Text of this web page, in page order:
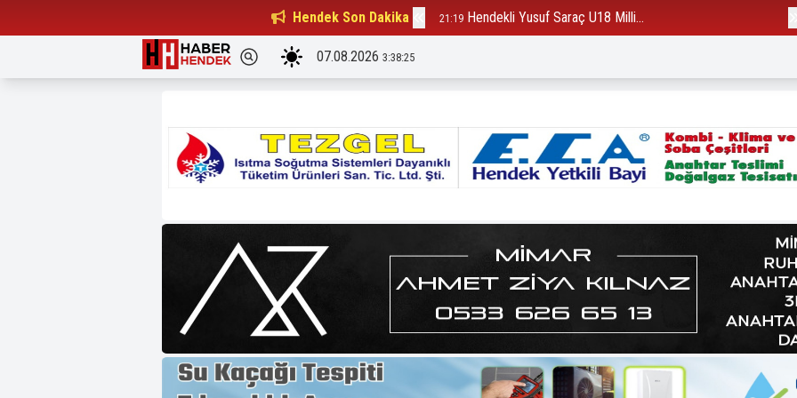
Hendek Son Dakika
Beşiktaşlılar Derneği Başkanı... 21:19 Hendekli Yusuf Saraç U18 Milli...
07.08.2026 3:38:28